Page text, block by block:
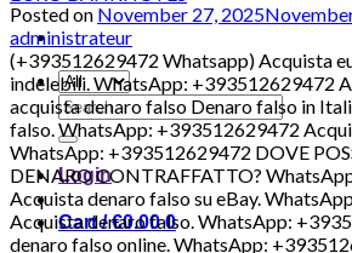
Search
for:
Login
Cart /€0.00 0
Posted on November 27, 2025
administrateur
(+393512629472 Whatsapp) Acquista
indelebili. WhatsApp: +393512629472
acquista denaro falso Denaro falso in
falso. WhatsApp: +393512629472
WhatsApp: +393512629472 DOVE
DENARO CONTRAFFATTO?
Acquista denaro falso su eBay.
Acquista denaro falso. WhatsApp:
denaro falso online. WhatsApp: